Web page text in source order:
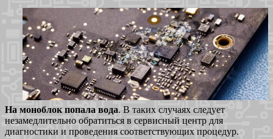
На моноблок попала вода. В таких случаях следует
незамедлительно обратиться в сервисный центр для
диагностики и проведения соответствующих процедур.